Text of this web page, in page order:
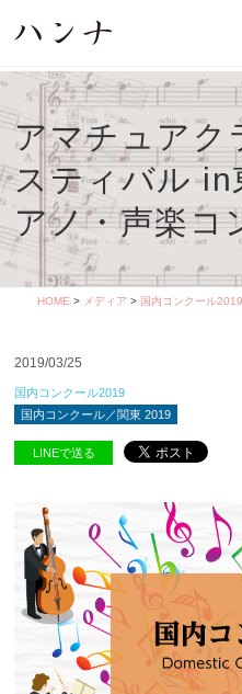
アマチュアク
スティバル in
アノ・声楽コ
HOME > メディア > 国内コンクール2019
2019/03/25
国内コンクール2019
国内コンクール／関東 2019
LINEで送る